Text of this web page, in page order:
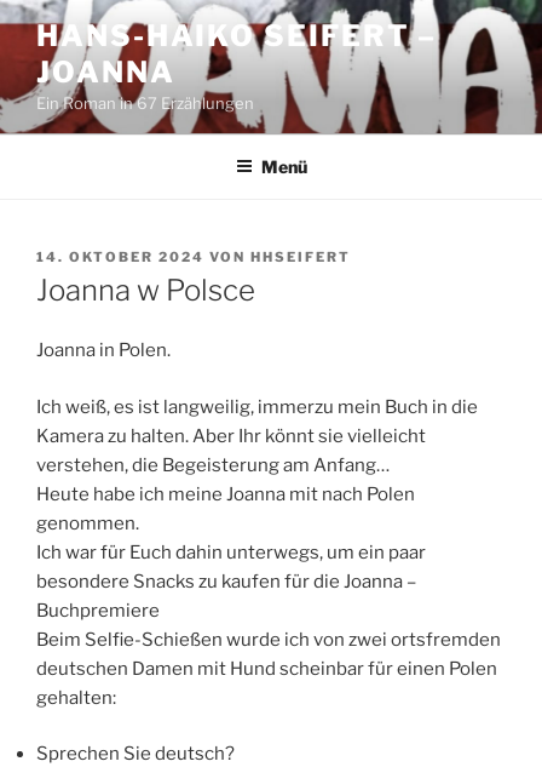
Zum
Inhalt
springen
HANS-HAIKO SEIFERT –
JOANNA
Ein Roman in 67 Erzählungen
Menü
VERÖFFENTLICHT
AM
14. OKTOBER 2024 VON HHSEIFERT
Joanna w Polsce
Joanna in Polen.
Ich weiß, es ist langweilig, immerzu mein Buch in die
Kamera zu halten. Aber Ihr könnt sie vielleicht
verstehen, die Begeisterung am Anfang…
Heute habe ich meine Joanna mit nach Polen
genommen.
Ich war für Euch dahin unterwegs, um ein paar
besondere Snacks zu kaufen für die Joanna –
Buchpremiere
Beim Selfie-Schießen wurde ich von zwei ortsfremden
deutschen Damen mit Hund scheinbar für einen Polen
gehalten:
Sprechen Sie deutsch?